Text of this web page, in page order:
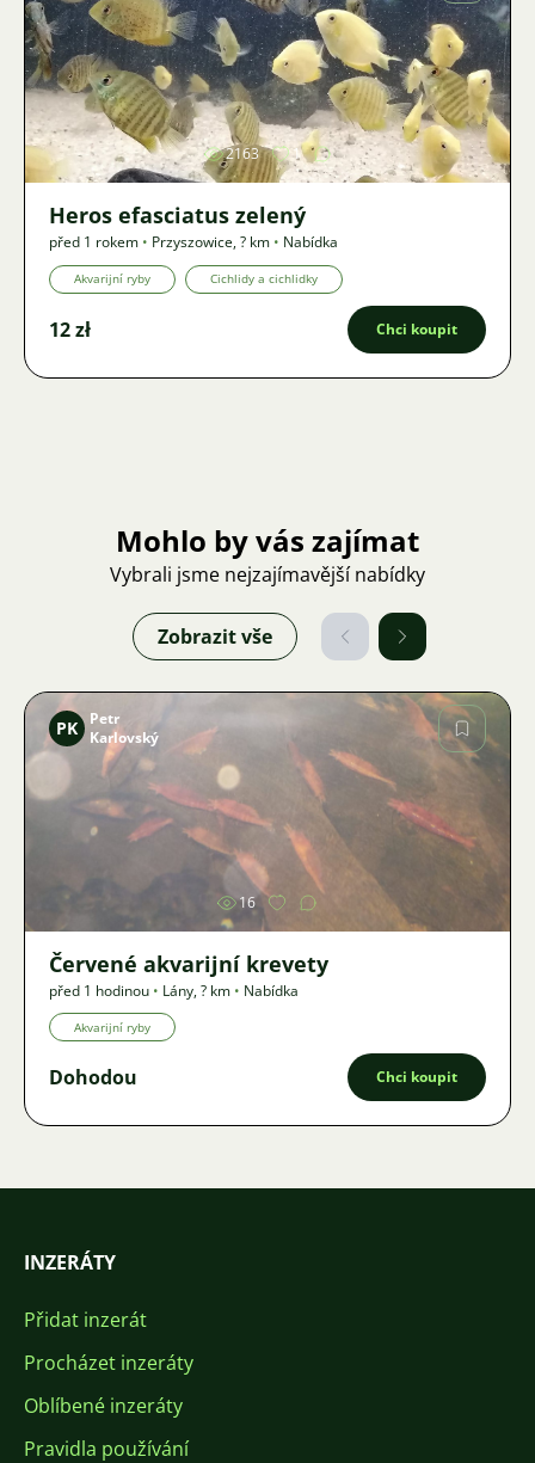
Obrázek
2163 1
Heros efasciatus zelený
před 1 rokem • Przyszowice,? km • Nabídka
Akvarijní ryby Cichlidy a cichlidky
12 zł Chci koupit
Mohlo by vás zajímat
Vybrali jsme nejzajímavější nabídky
Zobrazit vše
Obrázek
PK
Petr
Karlovský
16
Červené akvarijní krevety
před 1 hodinou • Lány,? km • Nabídka
Akvarijní ryby
Dohodou Chci koupit
INZERÁTY
Přidat inzerát
Procházet inzeráty
Oblíbené inzeráty
Pravidla používání